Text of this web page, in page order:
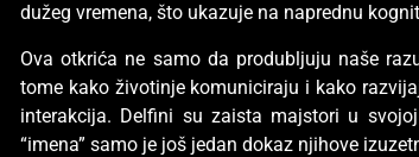
dužeg vremena, što ukazuje na naprednu
Ova otkrića ne samo da produbljuju naše
tome kako životinje komuniciraju i kako
interakcija. Delfini su zaista majstori u
“imena” samo je još jedan dokaz njihove